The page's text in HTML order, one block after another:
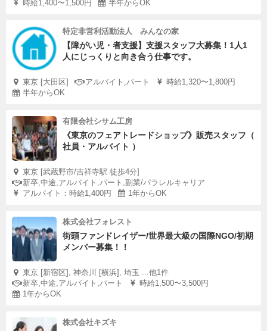
時給1,400〜1,500円
半年からOK
特定非営利活動法人 みんなの家
【障がい児・者支援】支援スタッフ大募集！1人1
人にじっくりと向き合う仕事です。
東京 [大田区] アルバイト,パート
時給1,320〜1,800円
半年からOK
有限会社シサム工房
《東京のフェアトレードショップ》販売スタッフ（
社員・アルバイト ）
東京 [武蔵野市/吉祥寺駅 徒歩4分]
新卒,中途,アルバイト,パート,副業/パラレルキャリア
アルバイト：時給1,400円
1年からOK
株式会社フォレスト
街頭ファンドレイザー/世界最大級の国際NGO/初期
メンバー募集！！
東京 [新宿区], 神奈川 [横浜], 埼玉 ...他1件
新卒,中途,アルバイト,パート
時給1,500〜3,500円
1年からOK
株式会社キズキ